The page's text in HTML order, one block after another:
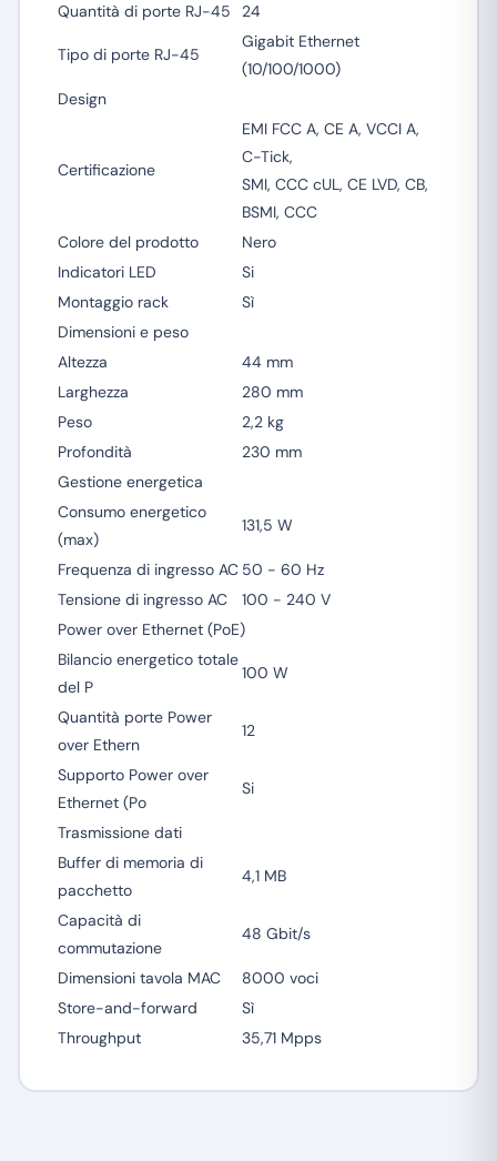
Quantità di porte RJ-45 24
Tipo di porte RJ-45
Gigabit Ethernet
(10/100/1000)
Design
Certificazione
EMI FCC A, CE A, VCCI A,
C-Tick,
SMI, CCC cUL, CE LVD, CB,
BSMI, CCC
Colore del prodotto
Nero
Indicatori LED
Si
Montaggio rack
Sì
Dimensioni e peso
Altezza
44 mm
Larghezza
280 mm
Peso
2,2 kg
Profondità
230 mm
Gestione energetica
Consumo energetico
(max)
131,5 W
Frequenza di ingresso AC 50 - 60 Hz
Tensione di ingresso AC
100 - 240 V
Power over Ethernet (PoE)
Bilancio energetico totale
del P
100 W
Quantità porte Power
over Ethern
12
Supporto Power over
Ethernet (Po
Si
Trasmissione dati
Buffer di memoria di
pacchetto
4,1 MB
Capacità di
commutazione
48 Gbit/s
Dimensioni tavola MAC
8000 voci
Store-and-forward
Sì
Throughput
35,71 Mpps